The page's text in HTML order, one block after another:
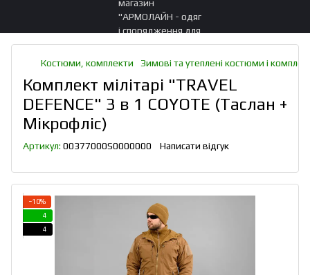
Костюми, комплекти Зимові та утеплені костюми і
Комплект мілітарі "TRAVEL
DEFENCE" 3 в 1 COYOTE (Таслан +
Мікрофліс)
Артикул: 00377000S0000000 Написати відгук
−10%
4
4